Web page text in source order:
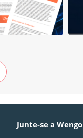
Junte-se a Wengo